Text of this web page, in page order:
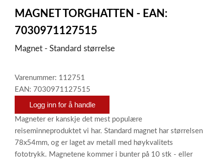
MAGNET TORGHATTEN - EAN:
7030971127515
Magnet - Standard størrelse
Varenummer: 112751
EAN: 7030971127515
Logg inn for å handle
Magneter er kanskje det mest populære
reiseminneproduktet vi har. Standard magnet har størrelsen
78x54mm, og er laget av metall med høykvalitets
fototrykk. Magnetene kommer i bunter på 10 stk - eller